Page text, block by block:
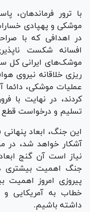
با ترور فرماندهان،
موشکی و پهپادی
در اهدافی که با
افسانه شکست
موشک‌های ایرانی کل
ریزی خلاقانه نیروی
عملیات موشکی، دائما
کردند، در نهایت با
تسلیم و درخواست قطع
این جنگ، ابعاد پنهانی
نیاز است آن گنج
جنگ اهمیت بیشتری
پیروزی امروز اهمیت
خطاب به آمریکایی
داشته باشیم.